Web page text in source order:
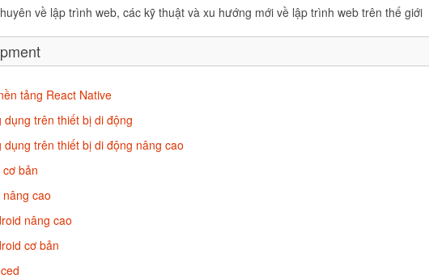
về lập trình web, các kỹ thuật và xu hướng mới về lập trình web trên thế giới
tảng React Native
trên thiết bị di động
trên thiết bị di động nâng cao
bản
cao
nâng cao
cơ bản